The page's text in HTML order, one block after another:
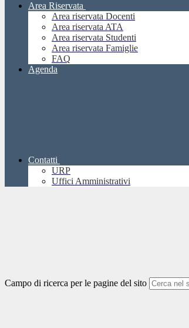
Area Riservata
Area riservata Docenti
Area riservata ATA
Area riservata Studenti
Area riservata Famiglie
FAQ
Agenda
Contatti
URP
Uffici Amministrativi
Campo di ricerca per le pagine del sito